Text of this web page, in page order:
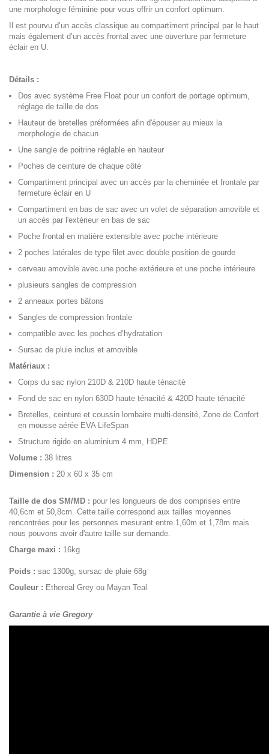
une morphologie féminine pour vous offrir un confort optimum.
Il est pourvu d’un accès classique au compartiment principal par le haut
mais également d’un accès frontal avec une ouverture par fermeture
éclair en U.
Détails :
Dos avec système Free Float pour un confort de portage optimum,
réglage de taille de dos
Hauteur de bretelles préformées afin d'épouser au mieux la
morphologie de chacun.
Une sangle de poitrine réglable en hauteur
Poches de ceinture de chaque côté
Compartiment principal avec un accès par la cheminée et frontale par
fermeture éclair en U
Compartiment en bas de sac avec un volet de séparation amovible et
un accès par l'extérieur en bas de sac
Poche frontal en matière extensible avec poche intérieure
2 poches latérales de type filet avec double position de gourde
cerveau amovible avec une poche extérieure et une poche intérieure
plusieurs sangles de compression
2 anneaux portes bâtons
Sangles de compression frontale
compatible avec les poches d’hydratation
Sursac de pluie inclus et amovible
Matériaux :
Corps du sac nylon 210D & 210D haute ténacité
Fond de sac en nylon 630D haute ténacité & 420D haute ténacité
Bretelles, ceinture et coussin lombaire multi-densité, Zone de Confort
en mousse aérée EVA LifeSpan
Structure rigide en aluminium 4 mm, HDPE
Volume : 38 litres
Dimension : 20 x 60 x 35 cm
Taille de dos SM/MD : pour les longueurs de dos comprises entre
40,6cm et 50,8cm. Cette taille correspond aux tailles moyennes
rencontrées pour les personnes mesurant entre 1,60m et 1,78m mais
nous pouvons avoir d'autre taille sur demande.
Charge maxi : 16kg
Poids : sac 1300g, sursac de pluie 68g
Couleur : Ethereal Grey ou Mayan Teal
Garantie à vie Gregory